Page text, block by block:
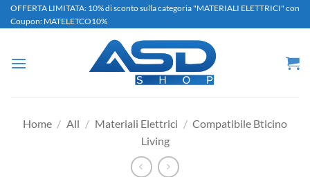
Salta
ai
OFFERTA LIMITATA: 10% di sconto sulla categoria "MATERIALI ELETTRICI" con
Coupon: MATELETCO10%
Home / All / Materiali Elettrici / Compatibile Bticino
Living